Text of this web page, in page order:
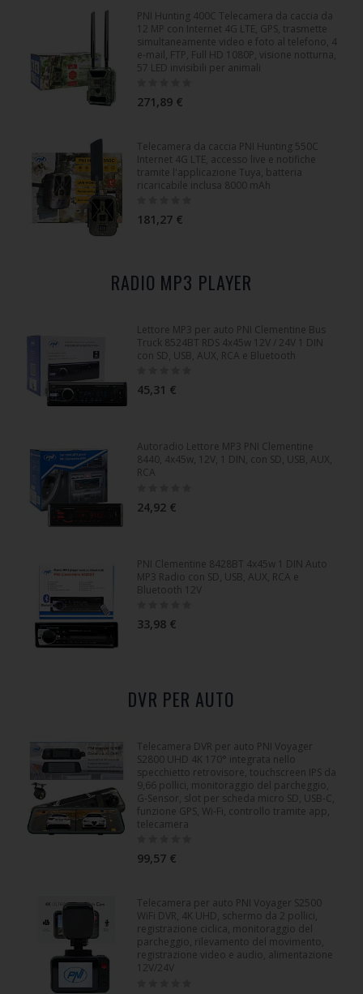
PNI Hunting 400C Telecamera da caccia da
12 MP con Internet 4G LTE, GPS, trasmette
simultaneamente video e foto al telefono, 4
e-mail, FTP, Full HD 1080P, visione notturna,
57 LED invisibili per animali
271,89 €
Telecamera da caccia PNI Hunting 550C
Internet 4G LTE, accesso live e notifiche
tramite l'applicazione Tuya, batteria
ricaricabile inclusa 8000 mAh
181,27 €
RADIO MP3 PLAYER
Lettore MP3 per auto PNI Clementine Bus
Truck 8524BT RDS 4x45w 12V / 24V 1 DIN
con SD, USB, AUX, RCA e Bluetooth
45,31 €
Autoradio Lettore MP3 PNI Clementine
8440, 4x45w, 12V, 1 DIN, con SD, USB, AUX,
RCA
24,92 €
PNI Clementine 8428BT 4x45w 1 DIN Auto
MP3 Radio con SD, USB, AUX, RCA e
Bluetooth 12V
33,98 €
DVR PER AUTO
Telecamera DVR per auto PNI Voyager
S2800 UHD 4K 170° integrata nello
specchietto retrovisore, touchscreen IPS da
9,66 pollici, monitoraggio del parcheggio,
G-Sensor, slot per scheda micro SD, USB-C,
funzione GPS, Wi-Fi, controllo tramite app,
telecamera
99,57 €
Telecamera per auto PNI Voyager S2500
WiFi DVR, 4K UHD, schermo da 2 pollici,
registrazione ciclica, monitoraggio del
parcheggio, rilevamento del movimento,
registrazione video e audio, alimentazione
12V/24V